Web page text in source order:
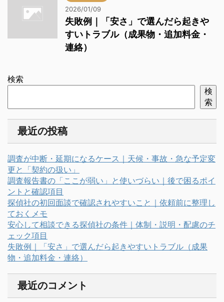
2026/01/09
失敗例｜「安さ」で選んだら起きや
すいトラブル（成果物・追加料金・
連絡）
検索
検
索
最近の投稿
調査が中断・延期になるケース｜天候・事故・急な予定変
更と「契約の扱い」
調査報告書の「ここが弱い」と使いづらい｜後で困るポイ
ントと確認項目
探偵社の初回面談で確認されやすいこと｜依頼前に整理し
ておくメモ
安心して相談できる探偵社の条件｜体制・説明・配慮のチ
ェック項目
失敗例｜「安さ」で選んだら起きやすいトラブル（成果
物・追加料金・連絡）
最近のコメント